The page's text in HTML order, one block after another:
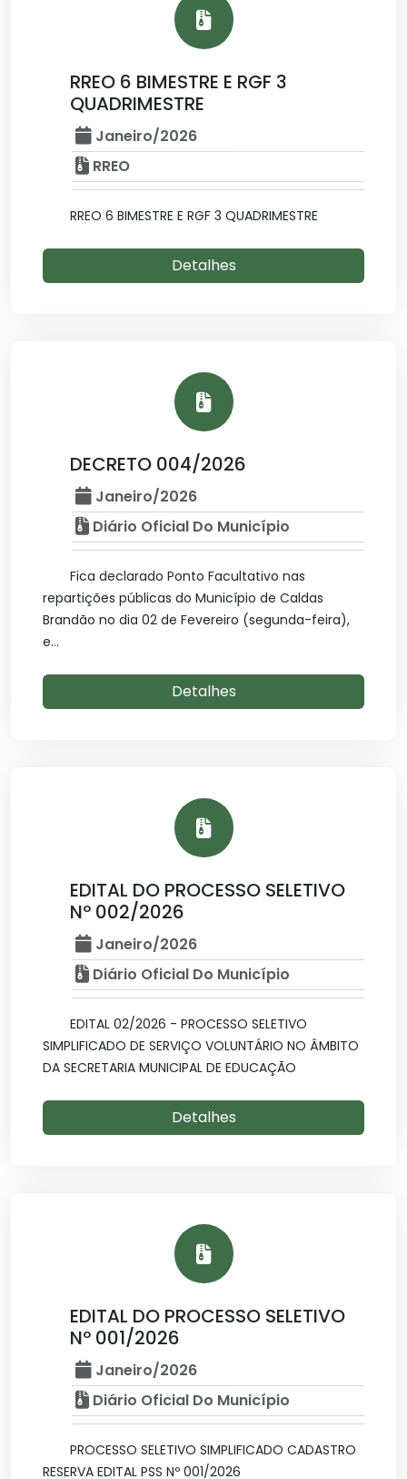
RREO 6 BIMESTRE E RGF 3
QUADRIMESTRE
Janeiro/2026
RREO
RREO 6 BIMESTRE E RGF 3 QUADRIMESTRE
Detalhes
DECRETO 004/2026
Janeiro/2026
Diário Oficial Do Município
Fica declarado Ponto Facultativo nas
repartições públicas do Município de Caldas
Brandão no dia 02 de Fevereiro (segunda-feira),
e...
Detalhes
EDITAL DO PROCESSO SELETIVO
Nº 002/2026
Janeiro/2026
Diário Oficial Do Município
EDITAL 02/2026 - PROCESSO SELETIVO
SIMPLIFICADO DE SERVIÇO VOLUNTÁRIO NO ÂMBITO
DA SECRETARIA MUNICIPAL DE EDUCAÇÃO
Detalhes
EDITAL DO PROCESSO SELETIVO
Nº 001/2026
Janeiro/2026
Diário Oficial Do Município
PROCESSO SELETIVO SIMPLIFICADO CADASTRO
RESERVA EDITAL PSS Nº 001/2026